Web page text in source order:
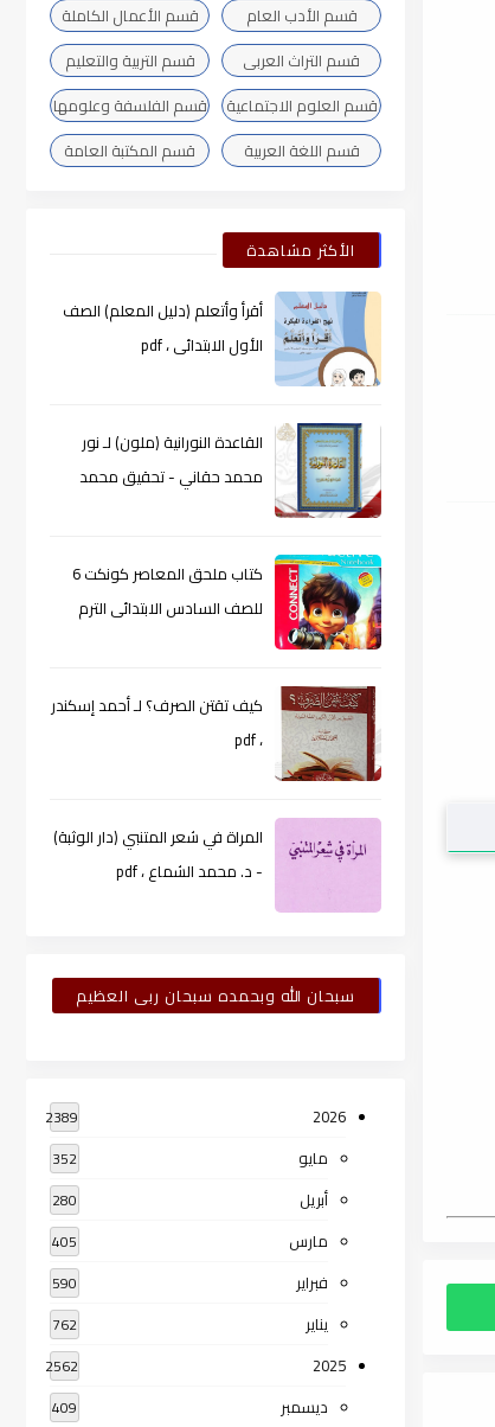
قسم الأدب العام
قسم الأعمال الكاملة
قسم التراث العربى
قسم التربية والتعليم
قسم العلوم الاجتماعية
قسم الفلسفة وعلومها
قسم اللغة العربية
قسم المكتبة العامة
الأكثر مشاهدة
أقرأ وأتعلم (دليل المعلم) الصف
الأول الابتدائى ، pdf
القاعدة النورانية (ملون) لـ نور
محمد حقاني - تحقيق محمد
كتاب ملحق المعاصر كونكت 6
للصف السادس الابتدائى الترم
كيف تقتن الصرف؟ لـ أحمد إسكندر
، pdf
المراة في شعر المتنبي (دار الوثبة)
- د. محمد الشماع ، pdf
سبحان الله وبحمده سبحان ربى العظيم
2026
2389
مايو 352
أبريل 280
مارس 405
فبراير 590
يناير 762
2025
2562
ديسمبر 409